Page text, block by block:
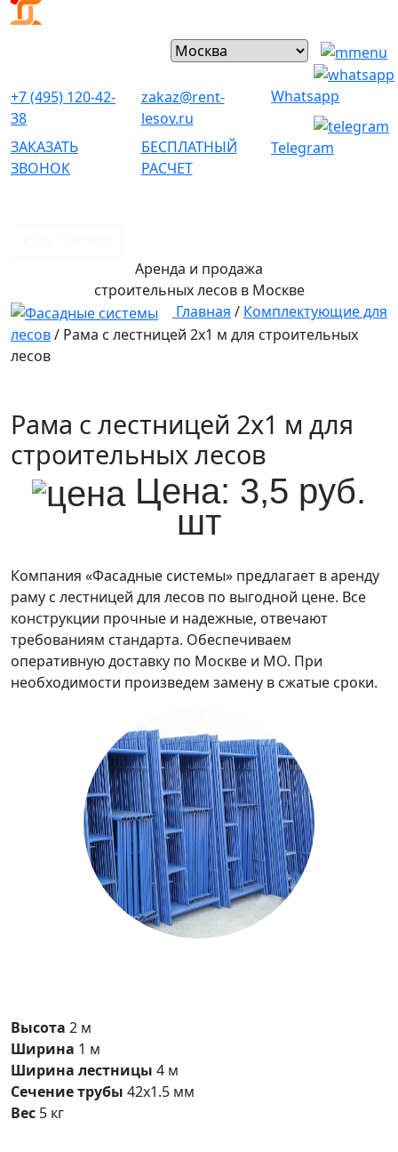
+7 (495) 120-42-
38
ЗАКАЗАТЬ
ЗВОНОК
zakaz@rent-
lesov.ru
БЕСПЛАТНЫЙ
РАСЧЕТ
Whatsapp
Telegram
Аренда и продажа
строительных лесов в Москве
Главная / Комплектующие для
лесов/ Рама с лестницей 2х1 м для строительных
лесов
Рама с лестницей 2х1 м для
строительных лесов
Компания «Фасадные системы» предлагает в аренду
раму с лестницей для лесов по выгодной цене. Все
конструкции прочные и надежные, отвечают
требованиям стандарта. Обеспечиваем
оперативную доставку по Москве и МО. При
необходимости произведем замену в сжатые сроки.
Цена: 3,5 руб.
шт
Высота 2 м
Ширина 1 м
Ширина лестницы 4 м
Сечение трубы 42х1.5 мм
Вес 5 кг